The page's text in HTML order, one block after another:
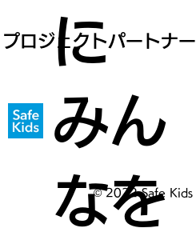
に
みん
なを
プロジェクトパートナー
© 2022 Safe Kids